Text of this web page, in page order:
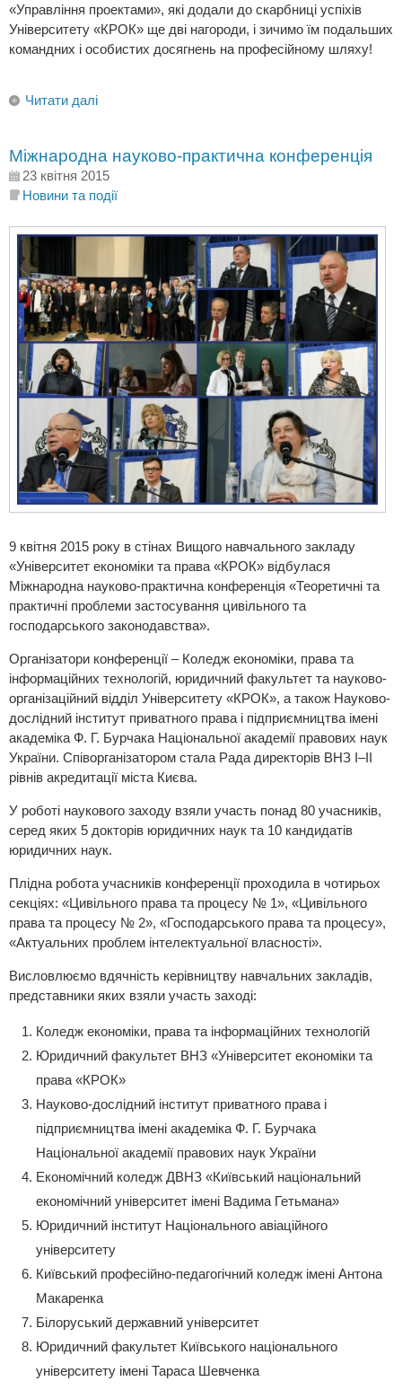
«Управління проектами», які додали до скарбниці успіхів
Університету «КРОК» ще дві нагороди, і зичимо їм подальших
командних і особистих досягнень на професійному шляху!
Читати далі
Міжнародна науково-практична конференція
23 квітня 2015
Новини та події
9 квітня 2015 року в стінах Вищого навчального закладу
«Університет економіки та права «КРОК» відбулася
Міжнародна науково-практична конференція «Теоретичні та
практичні проблеми застосування цивільного та
господарського законодавства».
Організатори конференції – Коледж економіки, права та
інформаційних технологій, юридичний факультет та науково-
організаційний відділ Університету «КРОК», а також Науково-
дослідний інститут приватного права і підприємництва імені
академіка Ф. Г. Бурчака Національної академії правових наук
України. Співорганізатором стала Рада директорів ВНЗ І–ІІ
рівнів акредитації міста Києва.
У роботі наукового заходу взяли участь понад 80 учасників,
серед яких 5 докторів юридичних наук та 10 кандидатів
юридичних наук.
Плідна робота учасників конференції проходила в чотирьох
секціях: «Цивільного права та процесу № 1», «Цивільного
права та процесу № 2», «Господарського права та процесу»,
«Актуальних проблем інтелектуальної власності».
Висловлюємо вдячність керівництву навчальних закладів,
представники яких взяли участь заході:
Коледж економіки, права та інформаційних технологій
Юридичний факультет ВНЗ «Університет економіки та
права «КРОК»
Науково-дослідний інститут приватного права і
підприємництва імені академіка Ф. Г. Бурчака
Національної академії правових наук України
Економічний коледж ДВНЗ «Київський національний
економічний університет імені Вадима Гетьмана»
Юридичний інститут Національного авіаційного
університету
Київський професійно-педагогічний коледж імені Антона
Макаренка
Білоруський державний університет
Юридичний факультет Київського національного
університету імені Тараса Шевченка